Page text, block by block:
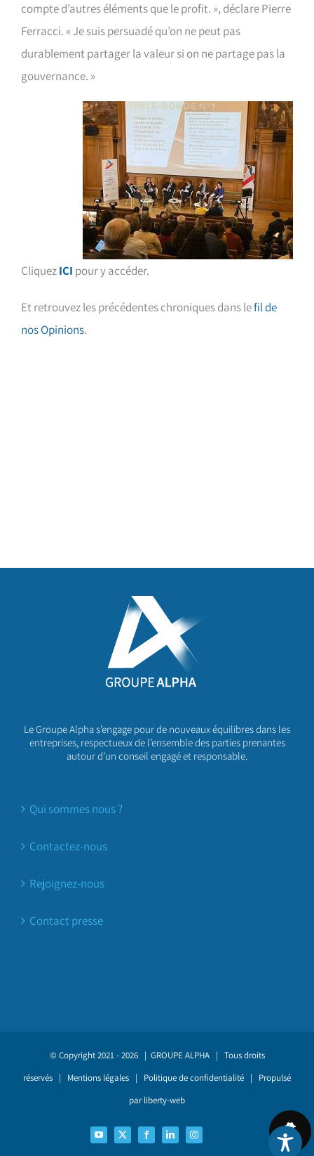
compte d’autres éléments que le profit. », déclare Pierre
Ferracci. « Je suis persuadé qu’on ne peut pas
durablement partager la valeur si on ne partage pas la
gouvernance. »
CliquezICI pour y accéder.
Et retrouvez les précédentes chroniques dans lefil de
nos Opinions.
Le Groupe Alpha s’engage pour de nouveaux équilibres dans les
entreprises, respectueux de l’ensemble des parties prenantes
autour d’un conseil engagé et responsable.
Qui sommes nous ?
Contactez-nous
Rejoignez-nous
Contact presse
© Copyright 2021 -2026 | GROUPE ALPHA| Tous droits
réservés | Mentions légales | Politique de confidentialité | Propulsé
parliberty-web
YouTube
X FacebookLinkedInInstagram